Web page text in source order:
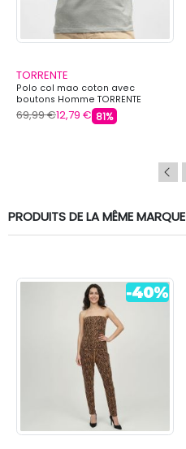
TORRENTE
Polo col mao coton avec
boutons Homme TORRENTE
69,99 €12,79 € 81%
PRODUITS DE LA MÊME MARQUE